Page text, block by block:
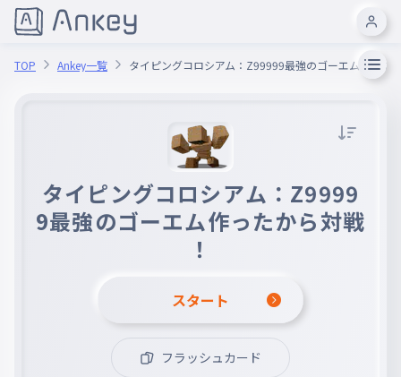
TOP Ankey一覧 タイピングコロシアム：Z99999最強のゴーエム作った
タイピングコロシアム：Z9999
9最強のゴーエム作ったから対戦
！
スタート
フラッシュカード